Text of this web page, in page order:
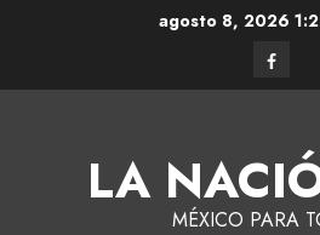
agosto 8, 2026
LA
MÉXICO PARA